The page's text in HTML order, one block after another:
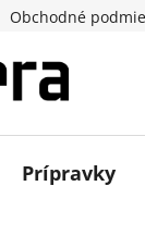
Obchodné
Prípravky